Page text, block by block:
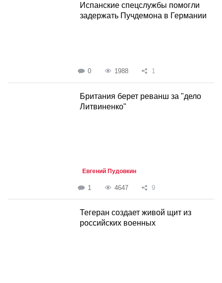
Испанские спецслужбы помогли
задержать Пучдемона в Германии
0 1988 1
Британия берет реванш за "дело
Литвиненко"
Евгений Пудовкин
1 4647 9
Тегеран создает живой щит из
российских военных